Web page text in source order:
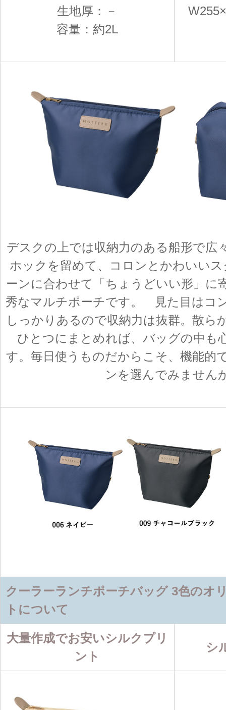
生地厚：－
容量：約2L
デスクの上では収納力のある船形で広
ホックを留めて、コロンとかわいい
ーンに合わせて「ちょうどいい形」に
秀なマルチポーチです。 見た目はコ
しっかりあるので収納力は抜群。散ら
ひとつにまとめれば、バッグの中も
す。毎日使うものだからこそ、機能的
ンを選んでみません
クーラーランチポーチバッグ 3色のオ
トについて
大量作成でお安いシルクプリ
ント
シ